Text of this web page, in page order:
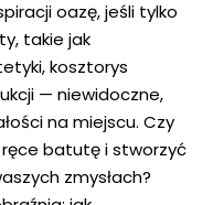
oazę,​ jeśli tylko
takie jak
kosztorys
— niewidoczne,
na miejscu. Czy
batutę i stworzyć
zmysłach?